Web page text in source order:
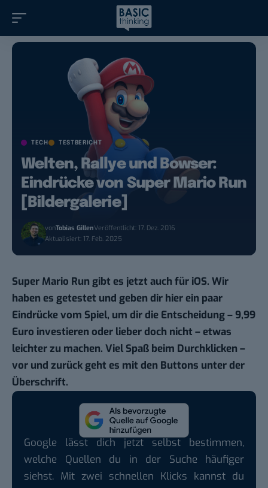
TECH TESTBERICHT
Welten, Rallye und Bowser:
Eindrücke von Super Mario Run
[Bildergalerie]
vonTobias GillenVeröffentlicht: 17. Dez. 2016
Aktualisiert: 17. Feb. 2025
Super Mario Run gibt es jetzt auch für iOS. Wir
haben es getestet und geben dir hier ein paar
Eindrücke vom Spiel, um dir die Entscheidung – 9,99
Euro investieren oder lieber doch nicht – etwas
leichter zu machen. Viel Spaß beim Durchklicken –
vor und zurück geht es mit den Buttons unter der
Überschrift.
Google lässt dich jetzt selbst bestimmen,
welche Quellen du in der Suche häufiger
siehst. Mit zwei schnellen Klicks kannst du